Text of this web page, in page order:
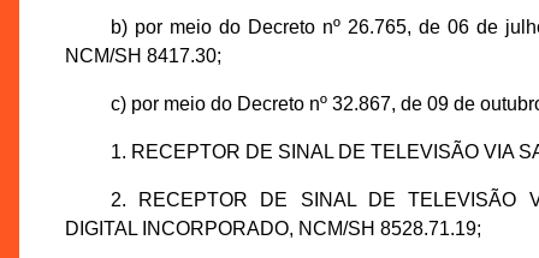
b) por meio do Decreto nº 26.765, de 06 de
NCM/SH 8417.30;
c) por meio do Decreto nº 32.867, de 09 de
1. RECEPTOR DE SINAL DE TELEVISÃO VIA
2. RECEPTOR DE SINAL DE TELEVISÃO
DIGITAL INCORPORADO, NCM/SH 8528.71.19;